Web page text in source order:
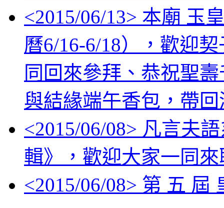
<2015/06/13> 本廟 玉
曆6/16-6/18），歡迎
同回來參拜、恭祝聖
與結緣端午香包，帶
<2015/06/08> 凡言夫
輯》，歡迎大家一同
<2015/06/08> 第 五 屆